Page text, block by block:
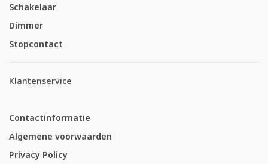
Schakelaar
Dimmer
Stopcontact
Klantenservice
Contactinformatie
Algemene voorwaarden
Privacy Policy